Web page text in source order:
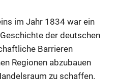
im Jahr 1834 war ein
der deutschen
Barrieren
Regionen abzubauen
zu schaffen.